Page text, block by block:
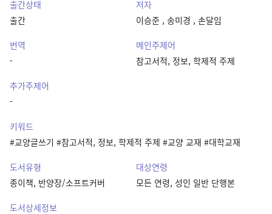
출간상태
출간
저자
이승준 , 송미경 , 손달임
번역
-
메인주제어
참고서적, 정보, 학제적 주제
추가주제어
-
키워드
#교양글쓰기 #참고서적, 정보, 학제적 주제 #교양 교재 #대학교재
도서유형
종이책, 반양장/소프트커버
대상연령
모든 연령, 성인 일반 단행본
도서상세정보